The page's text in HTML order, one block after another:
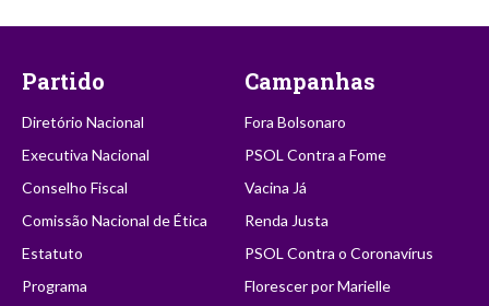
Partido
Diretório Nacional
Executiva Nacional
Conselho Fiscal
Comissão Nacional de Ética
Estatuto
Programa
Campanhas
Fora Bolsonaro
PSOL Contra a Fome
Vacina Já
Renda Justa
PSOL Contra o Coronavírus
Florescer por Marielle